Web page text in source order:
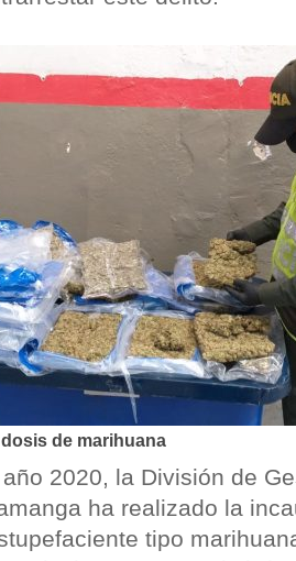
de marihuana
2020, la División de
ha realizado la
tipo